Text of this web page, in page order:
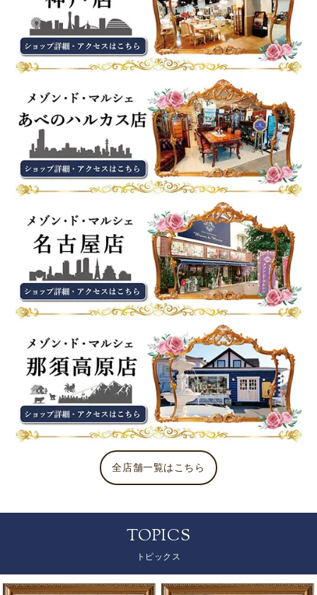
全店舗一覧はこちら
TOPICS
トピックス